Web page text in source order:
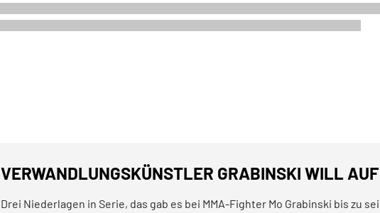
VERWANDLUNGSKÜNSTLER GRABINSKI WILL AUF
Drei Niederlagen in Serie, das gab es bei MMA-Fighter Mo Grabinski bis zu